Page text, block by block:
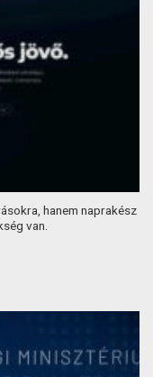
hanem naprakész
van.